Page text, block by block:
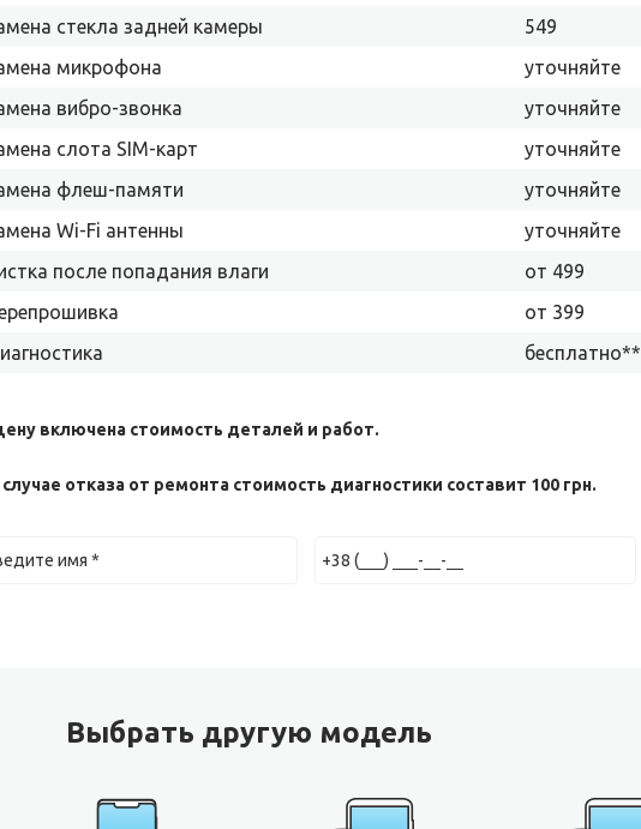
стекла задней камеры
549
микрофона
уточняйте
вибро-звонка
уточняйте
слота SIM-карт
уточняйте
флеш-памяти
уточняйте
Wi-Fi антенны
уточняйте
после попадания влаги
от 499
от 399
бесплатно**
включена стоимость деталей и работ.
отказа от ремонта стоимость диагностики составит 100 грн.
Выбрать другую модель